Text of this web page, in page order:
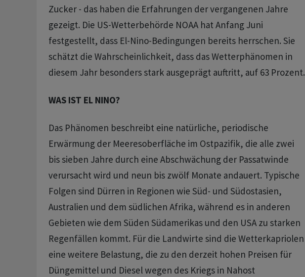
Zucker - das haben die ⁠Erfahrungen der vergangenen Jahre
gezeigt. Die US-Wetterbehörde NOAA hat Anfang Juni
festgestellt, dass El-Nino-Bedingungen bereits herrschen. Sie
schätzt die Wahrscheinlichkeit, dass das Wetterphänomen in
diesem ‌Jahr besonders stark ausgeprägt auftritt, auf 63 Prozent.
WAS IST EL NINO?
Das Phänomen beschreibt eine ‌natürliche, periodische
Erwärmung der Meeresoberfläche im Ostpazifik, die alle ​zwei
bis sieben Jahre durch eine Abschwächung der Passatwinde
verursacht wird und neun bis zwölf Monate andauert. Typische
Folgen sind Dürren in Regionen wie Süd- und Südostasien,
Australien und dem südlichen Afrika, während es in anderen
Gebieten wie dem Süden Südamerikas und den USA zu starken
Regenfällen kommt. Für die Landwirte sind die Wetterkapriolen
eine weitere Belastung, die zu den derzeit hohen ‌Preisen für
Düngemittel und Diesel wegen des Kriegs in Nahost